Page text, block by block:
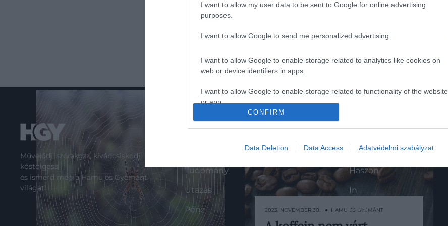
I want to allow my user data to be sent to Google for online advertising
purposes.
I want to allow Google to send me personalized advertising.
I want to allow Google to enable storage related to analytics like cookies on
web or device identifiers in apps.
I want to allow Google to enable storage related to functionality of the website
or app.
I want to allow Google to enable storage related to personalization.
I want to allow Google to enable storage related to security, including
CONFIRM
Data Deletion Data Access Adatvédelmi szabályzat
2023. NOVEMBER 30. ● HAMU ÉS GYÉMÁNT
Művelődj, szórakozz, kíváncsiskodj,
kóstolgass
és ismerd meg a Hamu és Gyémánt
világát!
ROVATOK
Tudomány
Utazás
Pénz
HG MEDIA
Magazin-előfizetés
Haszon
In
Vince